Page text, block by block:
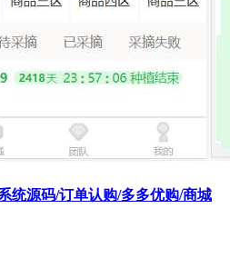
统源码/订单认购/多多优购/商城